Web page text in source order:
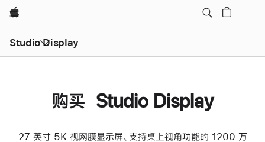
Apple
Studio Display
购买 Studio Display
27 英寸 5K 视网膜显示屏、支持桌上视角功能的 1200 万